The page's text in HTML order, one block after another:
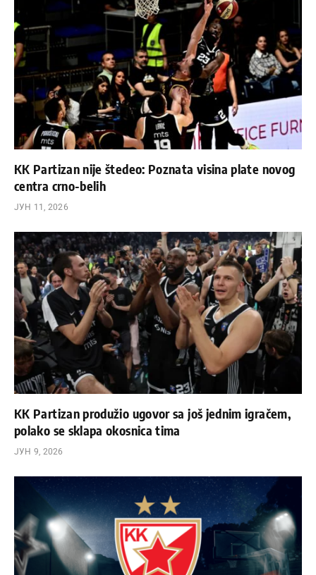
KK Partizan nije štedeo: Poznata visina plate novog
centra crno-belih
ЈУН 11, 2026
KK Partizan produžio ugovor sa još jednim igračem,
polako se sklapa okosnica tima
ЈУН 9, 2026